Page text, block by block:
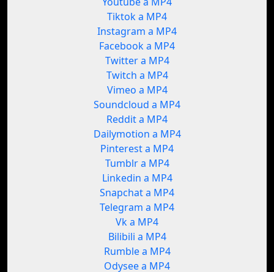
Tiktok a MP4
Instagram a MP4
Facebook a MP4
Twitter a MP4
Twitch a MP4
Vimeo a MP4
Soundcloud a MP4
Reddit a MP4
Dailymotion a MP4
Pinterest a MP4
Tumblr a MP4
Linkedin a MP4
Snapchat a MP4
Telegram a MP4
Vk a MP4
Bilibili a MP4
Rumble a MP4
Odysee a MP4